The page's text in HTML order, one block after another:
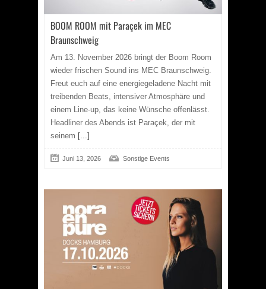
BOOM ROOM mit Paraçek im MEC
Braunschweig
Am 13. November 2026 bringt der Boom Room
wieder frischen Sound ins MEC Braunschweig.
Freut euch auf eine energiegeladene Nacht mit
treibenden Beats, intensiver Atmosphäre und
einem Line-up, das keine Wünsche offenlässt.
Headliner des Abends ist Paraçek, der mit
seinem [...]
Juni 13, 2026 Sonstige Events